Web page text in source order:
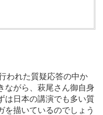
われた質疑応答の中か
ながら、萩尾さん御自身
は日本の講演でも多い質
を描いているのでしょう